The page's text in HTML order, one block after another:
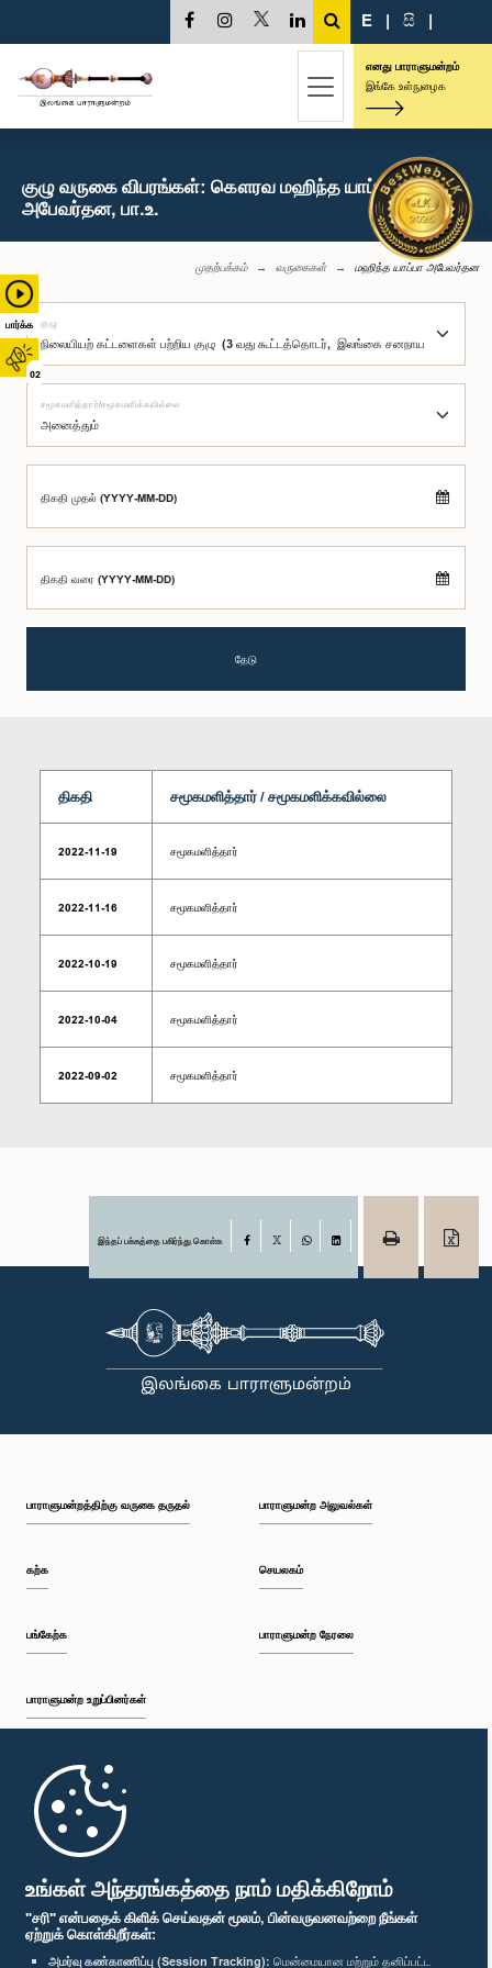
உங்கள் அந்தரங்கத்தை நாம் மதிக்கிறோம்
"சரி" என்பதைக் கிளிக் செய்வதன் மூலம், பின்வருவனவற்றை நீங்கள்
ஏற்றுக் கொள்கிறீர்கள்:
அமர்வு கண்காணிப்பு (Session Tracking): மென்மையான மற்றும் தனிப்பட்ட
பார்க்க
02
E | සි |
எனது பாராளுமன்றம்
இங்கே உள்நுழைக
குழு வருகை விபரங்கள்: கௌரவ மஹிந்த யாப்பா
அபேவர்தன, பா.உ.
முதற்பக்கம் வருகைகள் மஹிந்த யாப்பா அபேவர்தன
குழு
சமூகமளித்தார்/சமூகமளிக்கவில்லை
திகதி முதல் (YYYY-MM-DD)
திகதி வரை (YYYY-MM-DD)
தேடு
திகதி சமூகமளித்தார் / சமூகமளிக்கவில்லை
2022-11-19 சமூகமளித்தார்
2022-11-16 சமூகமளித்தார்
2022-10-19 சமூகமளித்தார்
2022-10-04 சமூகமளித்தார்
2022-09-02 சமூகமளித்தார்
இந்தப் பக்கத்தை பகிர்ந்து கொள்க Facebook
பாராளுமன்றத்திற்கு வருகை தருதல்
கற்க
பங்கேற்க
பாராளுமன்ற உறுப்பினர்கள்
முதற்பக்கம்
பாராளுமன்ற அலுவல்கள்
செயலகம்
பாராளுமன்ற நேரலை
பாராளுமன்ற கையடக்க செயலி